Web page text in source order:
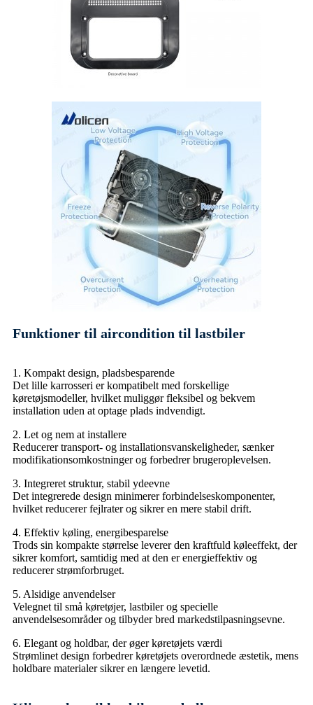
Funktioner til aircondition til lastbiler
1. Kompakt design, pladsbesparende
Det lille karrosseri er kompatibelt med forskellige
køretøjsmodeller, hvilket muliggør fleksibel og bekvem
installation uden at optage plads indvendigt.
2. Let og nem at installere
Reducerer transport- og installationsvanskeligheder, sænker
modifikationsomkostninger og forbedrer brugeroplevelsen.
3. Integreret struktur, stabil ydeevne
Det integrerede design minimerer forbindelseskomponenter,
hvilket reducerer fejlrater og sikrer en mere stabil drift.
4. Effektiv køling, energibesparelse
Trods sin kompakte størrelse leverer den kraftfuld køleeffekt, der
sikrer komfort, samtidig med at den er energieffektiv og
reducerer strømforbruget.
5. Alsidige anvendelser
Velegnet til små køretøjer, lastbiler og specielle
anvendelsesområder og tilbyder bred markedstilpasningsevne.
6. Elegant og holdbar, der øger køretøjets værdi
Strømlinet design forbedrer køretøjets overordnede æstetik, mens
holdbare materialer sikrer en længere levetid.